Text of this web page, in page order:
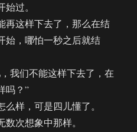
过。
这样下去了，那么在结
始，哪怕一秒之后就结
们不能这样下去了，在
吗？”
样，可是四儿懂了。
次想象中那样。